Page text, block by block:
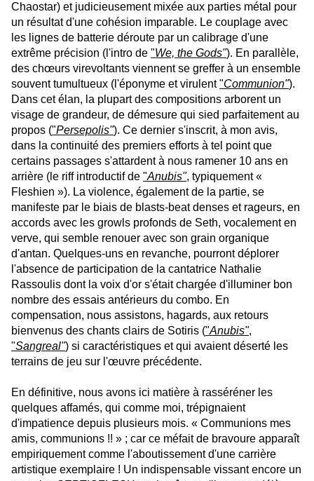
Chaostar) et judicieusement mixée aux parties métal pour
un résultat d'une cohésion imparable. Le couplage avec
les lignes de batterie déroute par un calibrage d'une
extrême précision (l'intro de "We, the Gods"). En parallèle,
des chœurs virevoltants viennent se greffer à un ensemble
souvent tumultueux (l'éponyme et virulent"Communion").
Dans cet élan, la plupart des compositions arborent un
visage de grandeur, de démesure qui sied parfaitement au
propos ("Persepolis"). Ce dernier s'inscrit, à mon avis,
dans la continuité des premiers efforts à tel point que
certains passages s'attardent à nous ramener 10 ans en
arrière (le riff introductif de "Anubis", typiquement «
Fleshien »). La violence, également de la partie, se
manifeste par le biais de blasts-beat denses et rageurs, en
accords avec les growls profonds de Seth, vocalement en
verve, qui semble renouer avec son grain organique
d'antan. Quelques-uns en revanche, pourront déplorer
l'absence de participation de la cantatrice Nathalie
Rassoulis dont la voix d'or s'était chargée d'illuminer bon
nombre des essais antérieurs du combo. En
compensation, nous assistons, hagards, aux retours
bienvenus des chants clairs de Sotiris ("Anubis",
"Sangreal") si caractéristiques et qui avaient déserté les
terrains de jeu sur l'œuvre précédente.
En définitive, nous avons ici matière à rasséréner les
quelques affamés, qui comme moi, trépignaient
d'impatience depuis plusieurs mois. « Communions mes
amis, communions !! » ; car ce méfait de bravoure apparaît
empiriquement comme l'aboutissement d'une carrière
artistique exemplaire ! Un indispensable vissant encore un